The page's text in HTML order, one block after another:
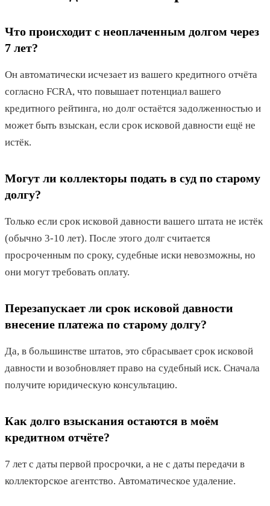
Что происходит с неоплаченным долгом через
7 лет?
Он автоматически исчезает из вашего кредитного отчёта
согласно FCRA, что повышает потенциал вашего
кредитного рейтинга, но долг остаётся задолженностью и
может быть взыскан, если срок исковой давности ещё не
истёк.
Могут ли коллекторы подать в суд по старому
долгу?
Только если срок исковой давности вашего штата не истёк
(обычно 3-10 лет). После этого долг считается
просроченным по сроку, судебные иски невозможны, но
они могут требовать оплату.
Перезапускает ли срок исковой давности
внесение платежа по старому долгу?
Да, в большинстве штатов, это сбрасывает срок исковой
давности и возобновляет право на судебный иск. Сначала
получите юридическую консультацию.
Как долго взыскания остаются в моём
кредитном отчёте?
7 лет с даты первой просрочки, а не с даты передачи в
коллекторское агентство. Автоматическое удаление.